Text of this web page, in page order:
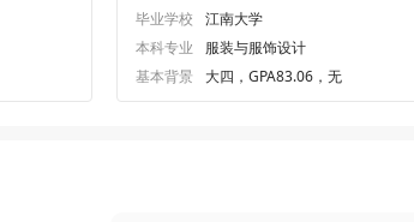
毕业学校
江南大学
本科专业
服装与服饰设计
基本背景
大四，GPA83.06，无